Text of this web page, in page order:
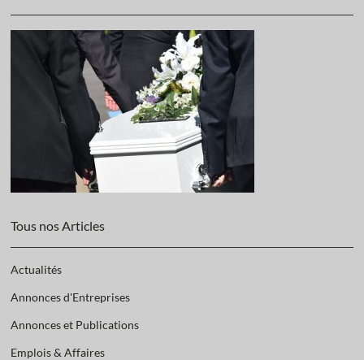
Tous nos Articles
Actualités
Annonces d'Entreprises
Annonces et Publications
Emplois & Affaires